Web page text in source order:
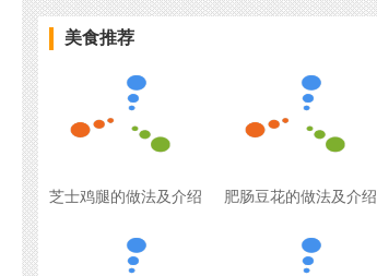
美食推荐
芝士鸡腿的做法及介绍 肥肠豆花的做法及介绍